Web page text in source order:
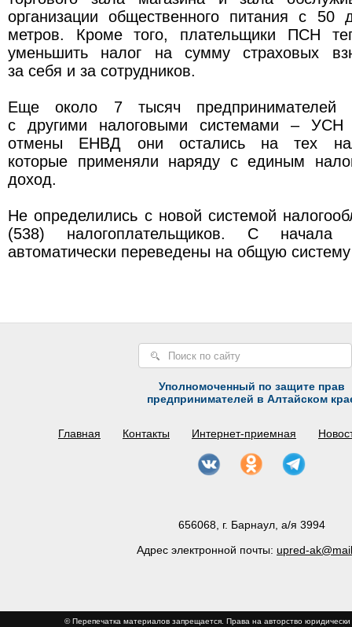
организации общественного питания с 50
метров. Кроме того, плательщики ПСН
уменьшить налог на сумму страховых
за себя и за сотрудников.
Еще около 7 тысяч
с другими налоговыми системами –
отмены ЕНВД они остались на тех
которые применяли наряду с единым
доход.
Не определились с новой системой
(538) налогоплательщиков. С
автоматически переведены на общую
Уполномоченный по защите прав
предпринимателей в Алтайском
Главная Контакты Интернет-приемная
656068, г. Барнаул, а/я 3994
Адрес электронной почты: upred-
© Перепечатка материалов запрещается. Права на авторство